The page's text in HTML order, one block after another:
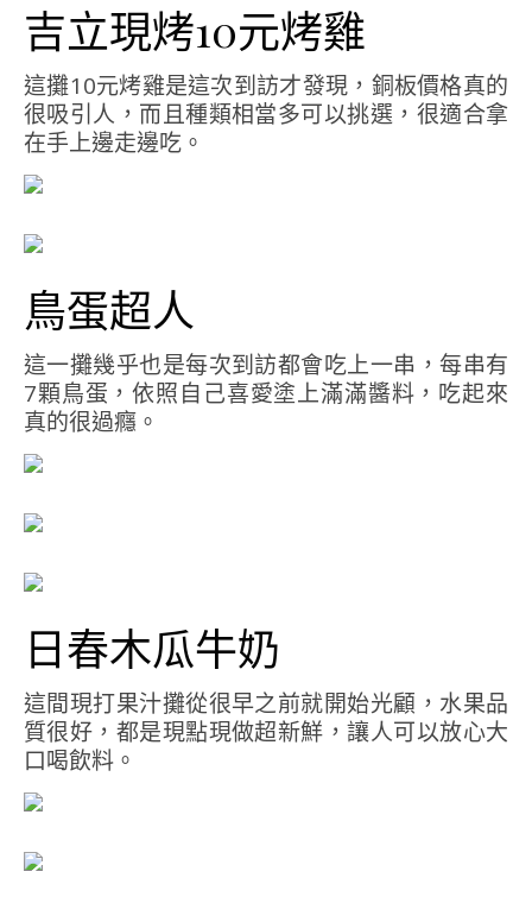
吉立現烤10元烤雞
這攤10元烤雞是這次到訪才發現，銅板價格真的
很吸引人，而且種類相當多可以挑選，很適合拿
在手上邊走邊吃。
鳥蛋超人
這一攤幾乎也是每次到訪都會吃上一串，每串有
7顆鳥蛋，依照自己喜愛塗上滿滿醬料，吃起來
真的很過癮。
日春木瓜牛奶
這間現打果汁攤從很早之前就開始光顧，水果品
質很好，都是現點現做超新鮮，讓人可以放心大
口喝飲料。